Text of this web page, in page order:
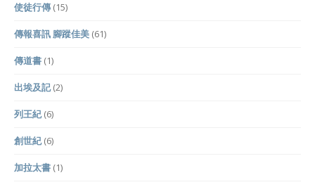
使徒行傳 (15)
傳報喜訊 腳蹤佳美 (61)
傳道書 (1)
出埃及記(2)
列王紀(6)
創世紀(6)
加拉太書 (1)